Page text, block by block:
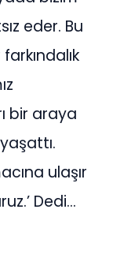
eder. Bu
bir araya
ulaşır
Dedi…